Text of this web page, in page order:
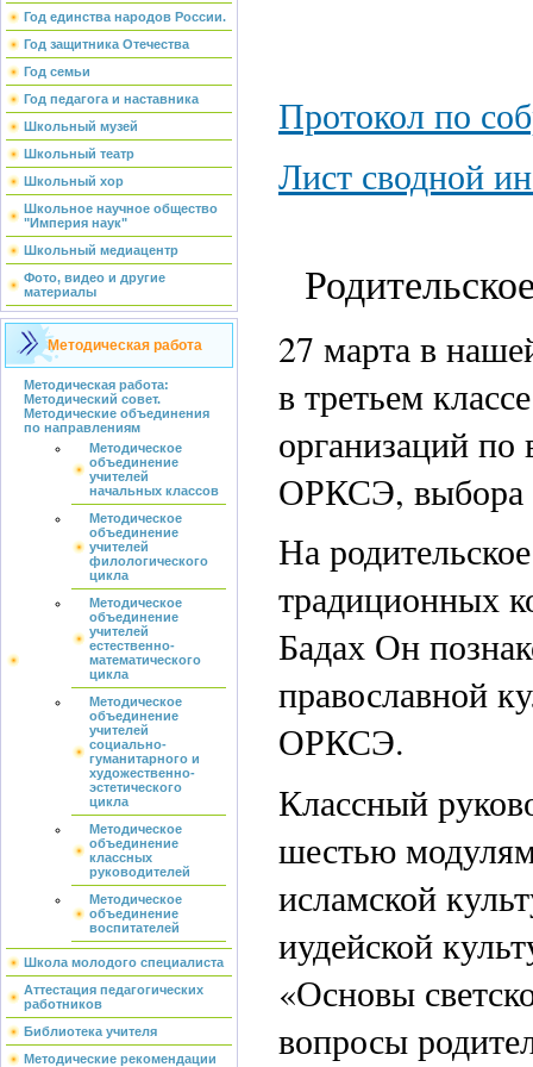
Год единства народов России.
Год защитника Отечества
Год семьи
Год педагога и наставника
Школьный музей
Школьный театр
Школьный хор
Школьное научное общество
"Империя наук"
Школьный медиацентр
Фото, видео и другие
материалы
Методическая работа
Методическая работа:
Методический совет.
Методические объединения
по направлениям
Методическое
объединение
учителей
начальных классов
Методическое
объединение
учителей
филологического
цикла
Методическое
объединение
учителей
естественно-
математического
цикла
Методическое
объединение
учителей
социально-
гуманитарного и
художественно-
эстетического
цикла
Методическое
объединение
классных
руководителей
Методическое
объединение
воспитателей
Школа молодого специалиста
Аттестация педагогических
работников
Библиотека учителя
Методические рекомендации
Протокол по
Лист сводной
27 марта в
в третьем
организаций по
ОРКСЭ, выбора
На
традиционных
Бадах Он
православной
ОРКСЭ.
Классный
шестью
исламской
иудейской
«Основы
вопросы